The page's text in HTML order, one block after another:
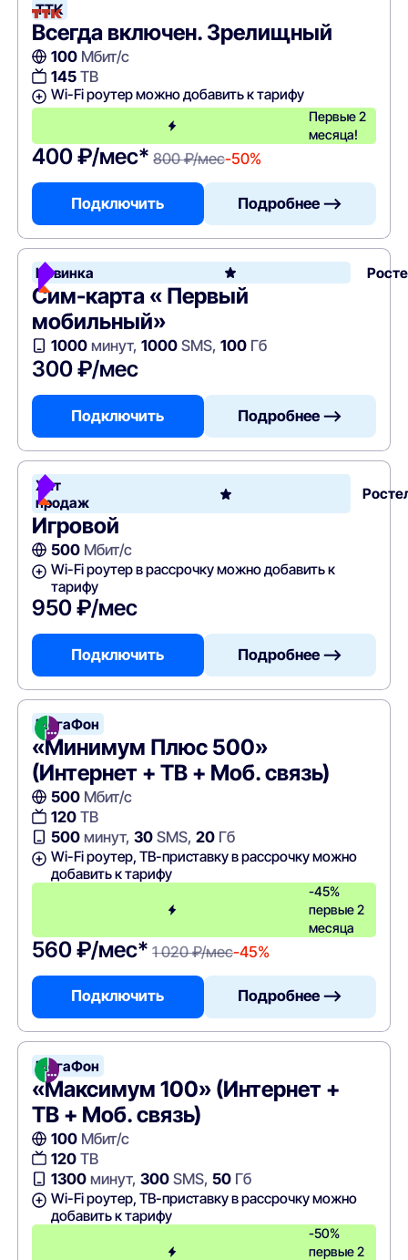
ТТК
Всегда включен. Зрелищный
100Мбит/с
145ТВ
Wi-Fi роутер можно добавить к тарифу
Первые 2
месяца!
400 ₽/мес* 800 ₽/мес-50%
Подключить Подробнее —>
Новинка
Сим-карта « Первый
мобильный»
1000минут, 1000SMS, 100Гб
300 ₽/мес
Подключить Подробнее —>
Хит
продаж
Игровой
500Мбит/с
Wi-Fi роутер в рассрочку можно добавить к
тарифу
950 ₽/мес
Подключить Подробнее —>
МегаФон
«Минимум Плюс 500»
(Интернет + ТВ + Моб. связь)
500Мбит/с
120ТВ
500минут, 30SMS, 20Гб
Wi-Fi роутер, ТВ-приставку в рассрочку можно
добавить к тарифу
-45%
первые 2
месяца
560 ₽/мес* 1 020 ₽/мес-45%
Подключить Подробнее —>
МегаФон
«Максимум 100» (Интернет +
ТВ + Моб. связь)
100Мбит/с
120ТВ
1300минут, 300SMS, 50Гб
Wi-Fi роутер, ТВ-приставку в рассрочку можно
добавить к тарифу
-50%
первые 2